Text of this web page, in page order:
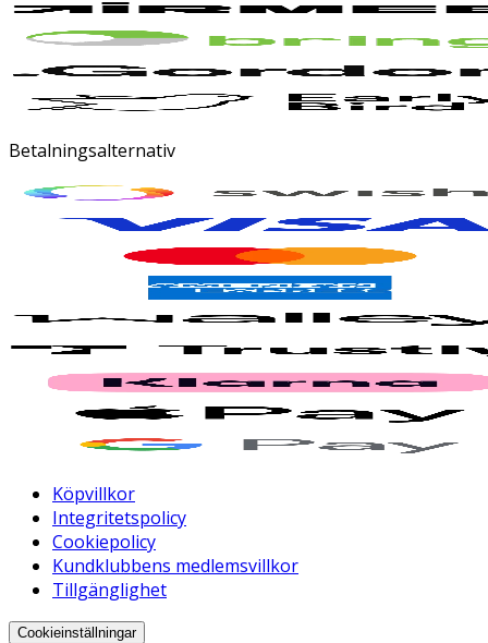
Betalningsalternativ
Köpvillkor
Integritetspolicy
Cookiepolicy
Kundklubbens medlemsvillkor
Tillgänglighet
Cookieinställningar